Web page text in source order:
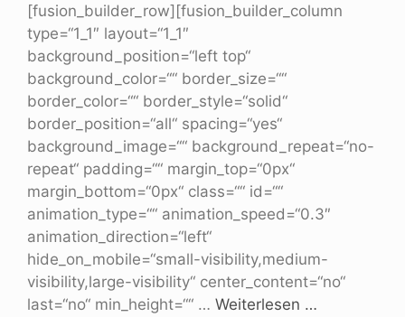
[fusion_builder_row][fusion_builder_column
type=“1_1″ layout=“1_1″
background_position=“left top“
background_color=““ border_size=““
border_color=““ border_style=“solid“
border_position=“all“ spacing=“yes“
background_image=““ background_repeat=“no-
repeat“ padding=““ margin_top=“0px“
margin_bottom=“0px“ class=““ id=““
animation_type=““ animation_speed=“0.3″
animation_direction=“left“
hide_on_mobile=“small-visibility,medium-
visibility,large-visibility“ center_content=“no“
last=“no“ min_height=““ … Weiterlesen …